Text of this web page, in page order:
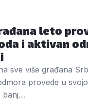
leto
i aktivan
sve više građana
provede u
banj…